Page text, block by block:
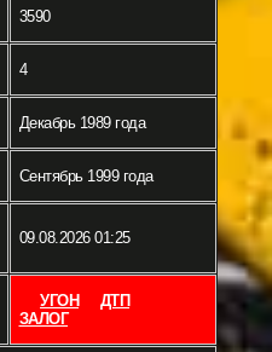
3590
4
Декабрь 1989 года
Сентябрь 1999 года
09.08.2026 01:25
УГОН
ДТП
ЗАЛОГ